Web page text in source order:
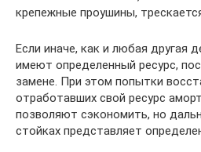
крепежные проушины,
Если иначе, как и любая другая
имеют определенный ресурс,
замене. При этом попытки
отработавших свой ресурс
позволяют сэкономить, но
стойках представляет